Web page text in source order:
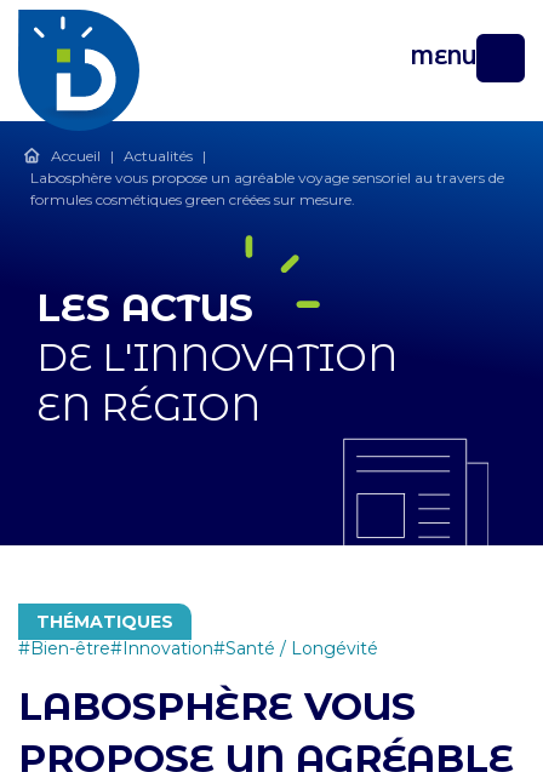
MENU
Accueil | Actualités |
Labosphère vous propose un agréable voyage sensoriel au travers de
formules cosmétiques green créées sur mesure.
LES ACTUS
DE L'INNOVATION
EN RÉGION
THÉMATIQUES
Bien-être
Innovation Santé / Longévité
LABOSPHÈRE VOUS
PROPOSE UN AGRÉABLE